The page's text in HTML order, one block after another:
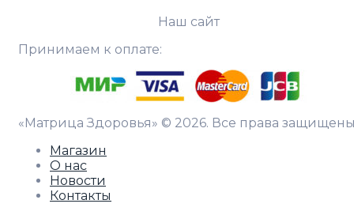
Наш сайт
Принимаем к оплате:
«Матрица Здоровья» © 2026. Все права
Магазин
О нас
Новости
Контакты